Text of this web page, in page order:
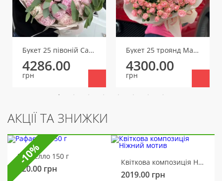
Букет 25 півоній Сара Бернар
4286.00
грн
Букет 25 троянд Мадам Бомбастік
4300.00
грн
АКЦІЇ ТА ЗНИЖКИ
Рафаелло 150 г
320.00 грн
Квіткова композиція Ніжний мотив
2019.00 грн
-10%